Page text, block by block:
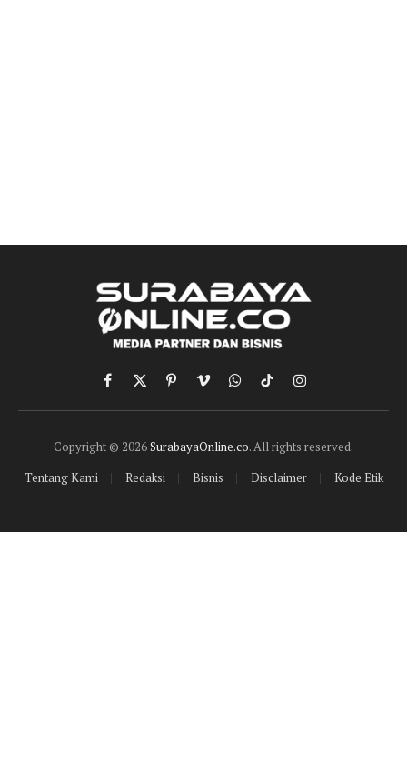
Facebook
X
(Twitter)
PinterestVimeoWhatsApp
TikTokInstagram
Copyright © 2026SurabayaOnline.co. All rights reserved.
Tentang Kami
Redaksi Bisnis Disclaimer Kode Etik